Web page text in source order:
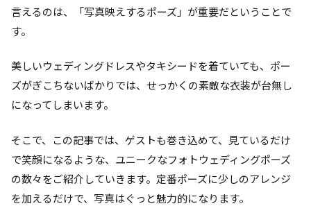
言えるのは、「写真映えするポーズ」が重要だということで
す。
美しいウェディングドレスやタキシードを着ていても、ポー
ズがぎこちないばかりでは、せっかくの素敵な衣装が台無し
になってしまいます。
そこで、この記事では、ゲストも巻き込めて、見ているだけ
で笑顔になるような、ユニークなフォトウェディングポーズ
の数々をご紹介していきます。定番ポーズに少しのアレンジ
を加えるだけで、写真はぐっと魅力的になります。